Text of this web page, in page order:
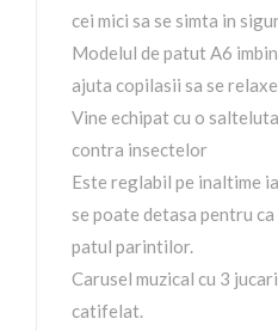
cei mici sa se simta in
Modelul de patut A6
ajuta copilasii sa se
Vine echipat cu o
contra insectelor
Este reglabil pe inaltime
se poate detasa pentru
patul parintilor.
Carusel muzical cu 3
catifelat.